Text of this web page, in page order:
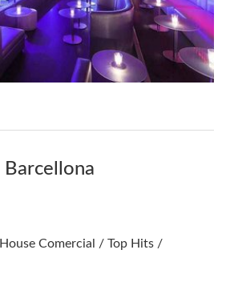
Barcellona
Comercial / Top Hits /